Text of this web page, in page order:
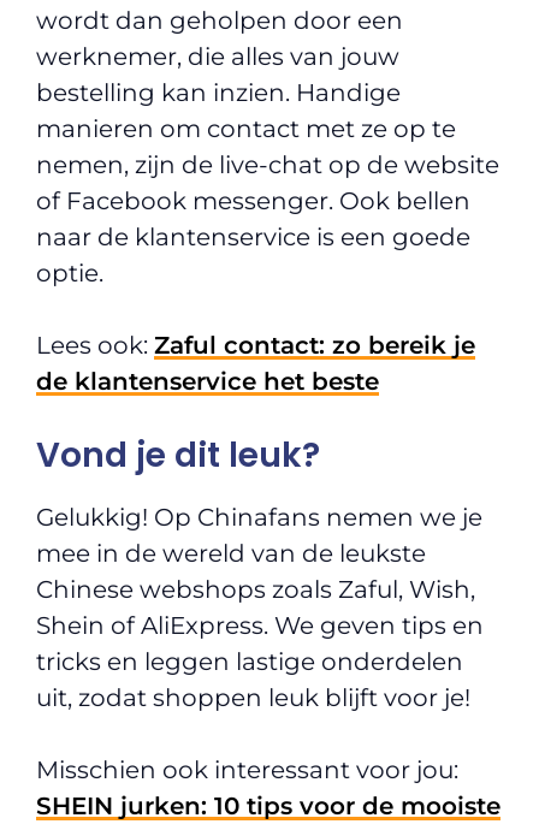
wordt dan geholpen door een
werknemer, die alles van jouw
bestelling kan inzien. Handige
manieren om contact met ze op te
nemen, zijn de live-chat op de website
of Facebook messenger. Ook bellen
naar de klantenservice is een goede
optie.
Lees ook: Zaful contact: zo bereik je
de klantenservice het beste
Vond je dit leuk?
Gelukkig! Op Chinafans nemen we je
mee in de wereld van de leukste
Chinese webshops zoals Zaful, Wish,
Shein of AliExpress. We geven tips en
tricks en leggen lastige onderdelen
uit, zodat shoppen leuk blijft voor je!
Misschien ook interessant voor jou:
SHEIN jurken: 10 tips voor de mooiste